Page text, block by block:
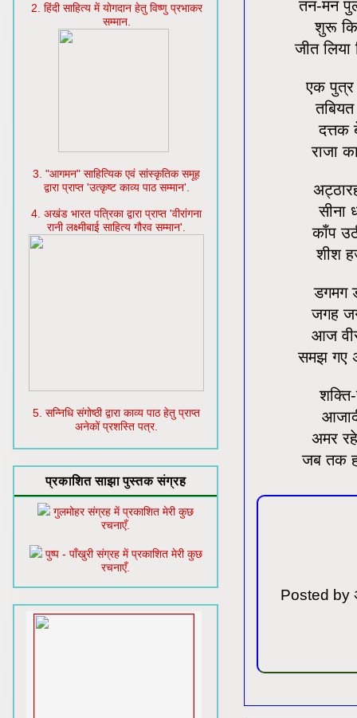
तन-मन
शुरू
जीत
एक पुत्र
तबियत
दत्तक
राजा
सीना
काँप
शीश
डगमग
जगह
आज
समझ गए
शक्ति-
अमर
जब तक
Posted by
2. हिंदी साहित्य में योगदान हेतु विष्णु प्रभाकर
सम्मान.
3. "आगमन" साहित्यिक एवं सांस्कृतिक समूह
द्वारा प्राप्त 'उत्कृष्ट काव्य पाठ सम्मान'.
4. अखंड भारत पत्रिका द्वारा प्राप्त 'वीरांगना
रानी लक्ष्मीबाई साहित्य गौरव सम्मान'.
5. सन्निधि संगोष्ठी द्वारा काव्य पाठ हेतु प्राप्त
अनेकों प्रशस्ति पत्र.
प्रकाशित साझा पुस्तक संग्रह
गुलमोहर संग्रह में प्रकाशित मेरी कुछ
रचनाएँ.
पुष्प - पाँखुरी संग्रह में प्रकाशित मेरी कुछ
रचनाएँ.